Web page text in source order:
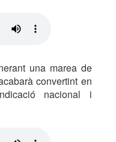
una marea de
convertint en
nacional i